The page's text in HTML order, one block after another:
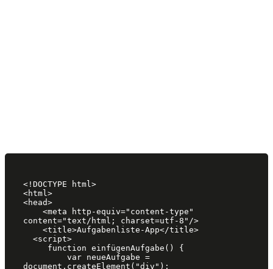
<!DOCTYPE html>
<html>
<head>
content="text/html; charset=utf-8"/>
document.createElement("div");